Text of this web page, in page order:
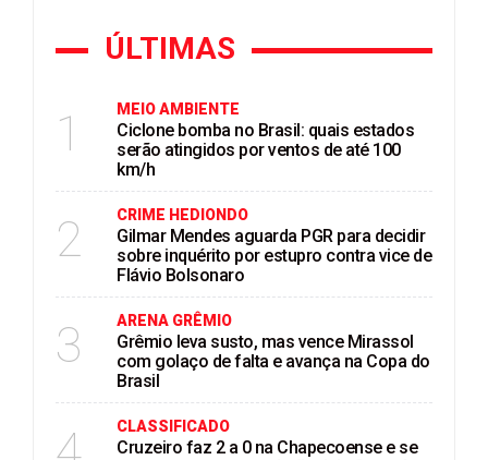
ÚLTIMAS
1 MEIO AMBIENTE
Ciclone bomba no Brasil: quais estados
serão atingidos por ventos de até 100
km/h
2 CRIME HEDIONDO
Gilmar Mendes aguarda PGR para decidir
sobre inquérito por estupro contra vice de
Flávio Bolsonaro
3 ARENA GRÊMIO
Grêmio leva susto, mas vence Mirassol
com golaço de falta e avança na Copa do
Brasil
CLASSIFICADO
Cruzeiro faz 2 a 0 na Chapecoense e se